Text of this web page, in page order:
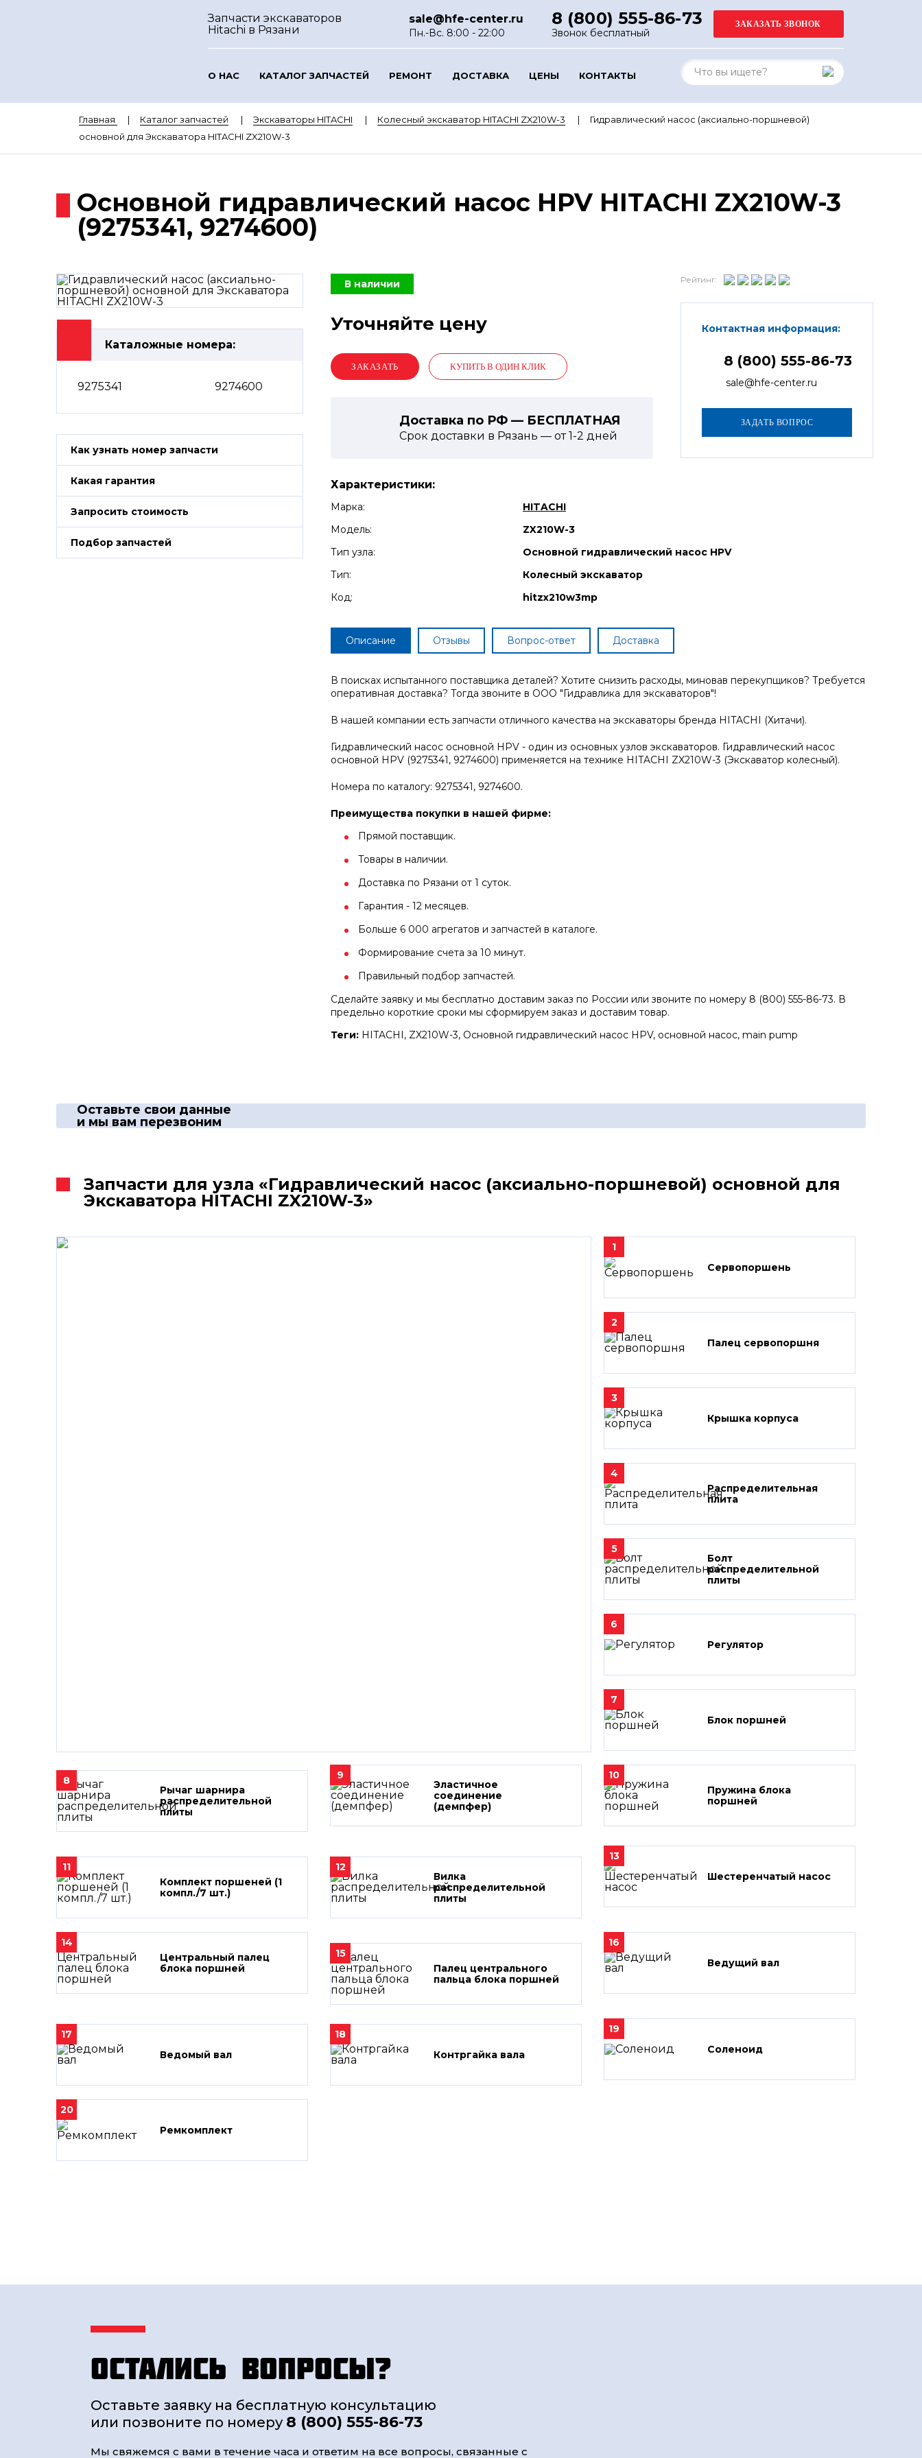
Запчасти экскаваторов
Hitachi в Рязани
sale@hfe-center.ru
Пн.-Вс. 8:00 - 22:00
8 (800) 555-86-73
Звонок бесплатный
О НАС КАТАЛОГ ЗАПЧАСТЕЙ РЕМОНТ ДОСТАВКА ЦЕНЫ КОНТАКТЫ
Главная Каталог запчастей Экскаваторы HITACHI Колесный экскаватор HITACHI ZX210W-3
Гидравлический насос (аксиально-поршневой)
основной для Экскаватора HITACHI ZX210W-3
Основной гидравлический насос HPV HITACHI ZX210W-3
(9275341, 9274600)
Каталожные номера:
9275341 9274600
Как узнать номер запчасти
Какая гарантия
Запросить стоимость
Подбор запчастей
В наличии
Уточняйте цену
КУПИТЬ В ОДИН КЛИК
Доставка по РФ — БЕСПЛАТНАЯ
Срок доставки в Рязань — от1-2 дней
Рейтинг:
Контактная информация:
8 (800) 555-86-73
sale@hfe-center.ru
Характеристики:
Марка:
HITACHI
Модель:
ZX210W-3
Тип узла:
Основной гидравлический насос HPV
Тип:
Колесный экскаватор
Код:
hitzx210w3mp
Описание Отзывы Вопрос-ответ Доставка
В поисках испытанного поставщика деталей? Хотите снизить расходы, миновав перекупщиков? Требуется
оперативная доставка? Тогда звоните в ООО "Гидравлика для экскаваторов"!
В нашей компании есть запчасти отличного качества на экскаваторы бренда HITACHI (Хитачи).
Гидравлический насос основной HPV - один из основных узлов экскаваторов. Гидравлический насос
основной HPV (9275341, 9274600) применяется на технике HITACHI ZX210W-3 (Экскаватор колесный).
Номера по каталогу: 9275341, 9274600.
Преимущества покупки в нашей фирме:
Прямой поставщик.
Товары в наличии.
Доставка по Рязани от 1 суток.
Гарантия - 12 месяцев.
Больше 6 000 агрегатов и запчастей в каталоге.
Формирование счета за 10 минут.
Правильный подбор запчастей.
Сделайте заявку и мы бесплатно доставим заказ по России или звоните по номеру 8 (800) 555-86-73. В
предельно короткие сроки мы сформируем заказ и доставим товар.
Теги: HITACHI, ZX210W-3, Основной гидравлический насос HPV, основной насос, main pump
Оставьте свои данные
и мы вам перезвоним
Запчасти для узла «Гидравлический насос (аксиально-поршневой) основной для
Экскаватора HITACHI ZX210W-3»
1
Сервопоршень
2
Палец сервопоршня
3
Крышка корпуса
4
Распределительная
плита
5
Болт
распределительной
плиты
6
Регулятор
7
Блок поршней
8
Рычаг шарнира
распределительной
плиты
9
Эластичное
соединение
(демпфер)
10
Пружина блока
поршней
11
Комплект поршеней (1
компл./7 шт.)
12
Вилка
распределительной
плиты
13
Шестеренчатый насос
14
Центральный палец
блока поршней
15
Палец центрального
пальца блока поршней
16
Ведущий вал
17
Ведомый вал
18
Контргайка вала
19
Соленоид
20
Ремкомплект
Остались вопросы?
Оставьте заявку на бесплатную консультацию
или позвоните по номеру 8 (800) 555-86-73
Мы свяжемся с вами в течение часа и ответим на все вопросы, связанные с